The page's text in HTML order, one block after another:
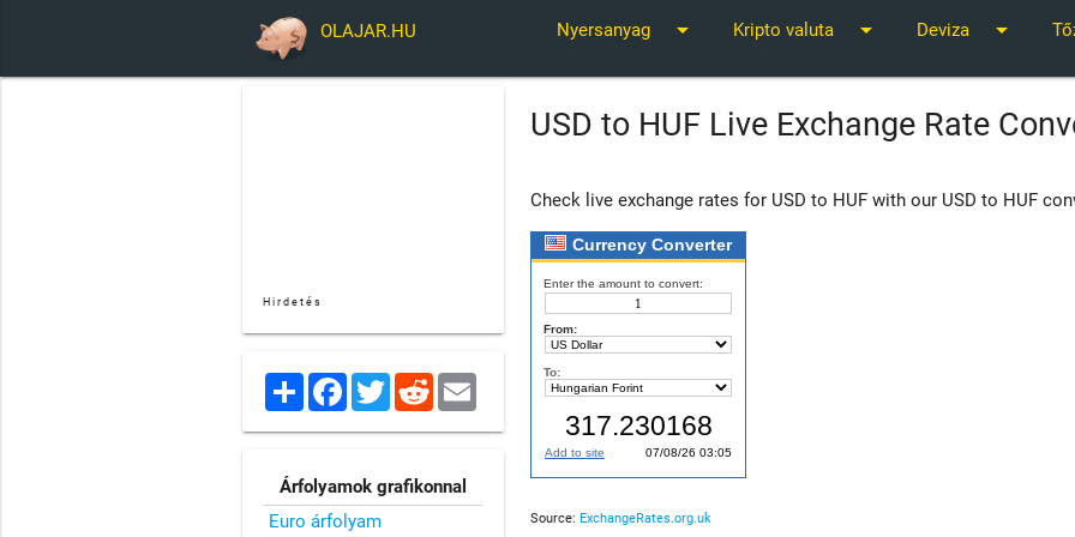
OLAJAR.HU Nyersanyag arrow_drop_down Kripto valuta arrow_drop_down Deviza arrow_drop_down
USD to HUF Live Exchange Rate
Check live exchange rates for USD to HUF with our USD to HUF
Source:ExchangeRates.org.uk
Hirdetés
Share Facebook
TwitterReddit
Árfolyamok grafikonnal
Euro árfolyam